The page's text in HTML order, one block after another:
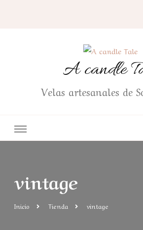
A candle
Velas artesanales de
vintage
Inicio Tienda vintage